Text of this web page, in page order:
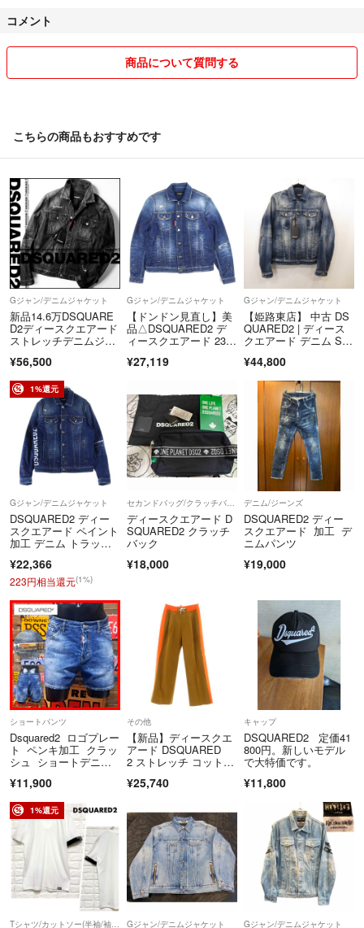
前の取り置きは出来かねますのでご遠慮下さい
★ご質問はお気軽にお尋ね下さい
けいたします
新品に近いレベルをお探しのかたや、中古品にご理解のないかたはご遠
汚れやスレ等、使用に問題ないレベルだと見落としがあることがありま
す
見る人によって気になるかどうかの程度ですと返品はできかねますので
ご注意下さい
★コピー品、偽物は全額保証いたします
ラクマ最強鑑定の真贋は、偽物か本物かではなく、基準内か基準外かの
判断をしますので、最強鑑定が通らなくても本物になります
１、基準外（きじゅんがい）
正規品だが、買取店の基準を満たさない商品。
特徴:
損傷や劣化: 破損、汚れ、日焼け、カビなど、商品の状態が悪い。
付属品の欠品: 箱や保証書、ギャランティカードなどがない。
型崩れ: 長年の使用や保管状況によって形が崩れている。
要するに: 本物だが、商品としての価値が低くなっている状態を
指します。
2、コピー
正規品ではない、模造品や偽物。
粗悪な作り: 本物と比べて、ロゴの形状、縫製、素材などが明らかに劣
っている。
鑑定で判別: ブランドの専門鑑定士が見れば、本物との違いが判別でき
る。
流通は違法: 偽ブランド品（コピー商品）の販売や購入は、法律で禁じ
られている。
コメント
商品について質問する
こちらの商品もおすすめです
Gジャン/デニムジャケット
新品14.6万DSQUARE
D2ディースクエアード
ストレッチデニムジャ
¥56,500
Gジャン/デニムジャケット
【ドンドン見直し】美
品△DSQUARED2 デ
ィースクエアード 23S
ジ加工 デニムジャケッ
¥27,119
Gジャン/デニムジャケット
【姫路東店】 中古 DS
QUARED2 | ディース
クエアード デニム ST
PLED CLEAN WASH D
4AM1356 ブルー サイ
ズ：46 【108】
¥44,800
1%還元
Gジャン/デニムジャケット
DSQUARED2 ディー
スクエアード ペイント
加工 デニム トラッカ
ゴ S74AM1360
¥22,366
223円相当還元(1%)
セカンドバッグ/クラッチバッグ
ディースクエアード D
SQUARED2 クラッチ
バック
¥18,000
デニム/ジーンズ
DSQUARED2 ディー
スクエアード 加工 デ
ニムパンツ
¥19,000
ショートパンツ
Dsquared2 ロゴプレー
ト ペンキ加工 クラッ
シュ ショートデニ
¥11,900
その他
【新品】ディースクエ
アード DSQUARED
2 ストレッチ コット
ンツ キャメルブラウン
6】【メンズ】
¥25,740
キャップ
DSQUARED2 定価41
800円。新しいモデル
で大特価です。
¥11,800
1%還元
Tシャツ/カットソー(半袖/袖なし) Gジャン/デニムジャケット Gジャン/デニムジャケット